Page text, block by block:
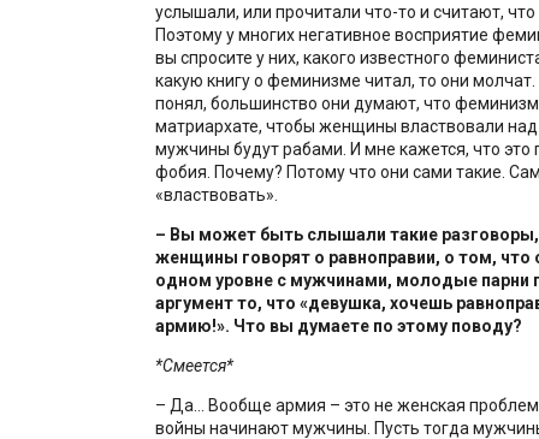
услышали, или прочитали что-то и считают, что
Поэтому у многих негативное восприятие
вы спросите у них, какого известного
какую книгу о феминизме читал, то они молчат.
понял, большинство они думают, что
матриархате, чтобы женщины властвовали
мужчины будут рабами. И мне кажется, что это
фобия. Почему? Потому что они сами такие.
«властвовать».
– Вы может быть слышали такие разговоры,
женщины говорят о равноправии, о том, что
одном уровне с мужчинами, молодые парни
аргумент то, что «девушка, хочешь
армию!». Что вы думаете по этому поводу?
*Смеется*
– Да... Вообще армия – это не женская
войны начинают мужчины. Пусть тогда